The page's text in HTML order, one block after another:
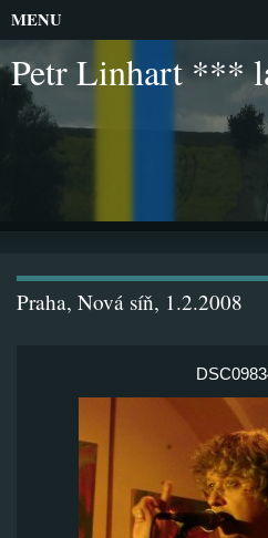
Petr Linhart ***
Praha, Nová síň, 1.2.2008
MENU